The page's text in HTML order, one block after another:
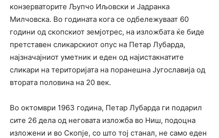
конзерваторите Љупчо Иљовски и Јадранка
Милчовска. Во годината кога се одбележуваат 60
години од скопскиот земјотрес, на изложбата ќе биде
претставен сликарскиот опус на Петар Лубарда,
најзначајниот уметник и еден од најистакнатите
сликари на територијата на поранешна Југославија од
втората половина на 20 век.
Во октомври 1963 година, Петар Лубарда ги подарил
сите 26 дела од неговата изложба во Ниш, подоцна
изложени и во Скопје, со што тој станал, не само еден